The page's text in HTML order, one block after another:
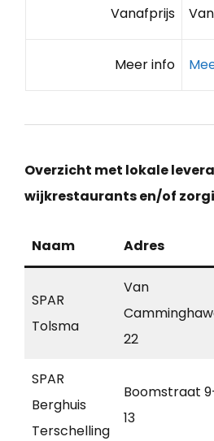
Vanafprijs
Meer info
Overzicht met lokale
wijkrestaurants en/of
Naam Adres
SPAR
Tolsma
Van
22
SPAR
Berghuis
Terschelling
Boomstraat
13